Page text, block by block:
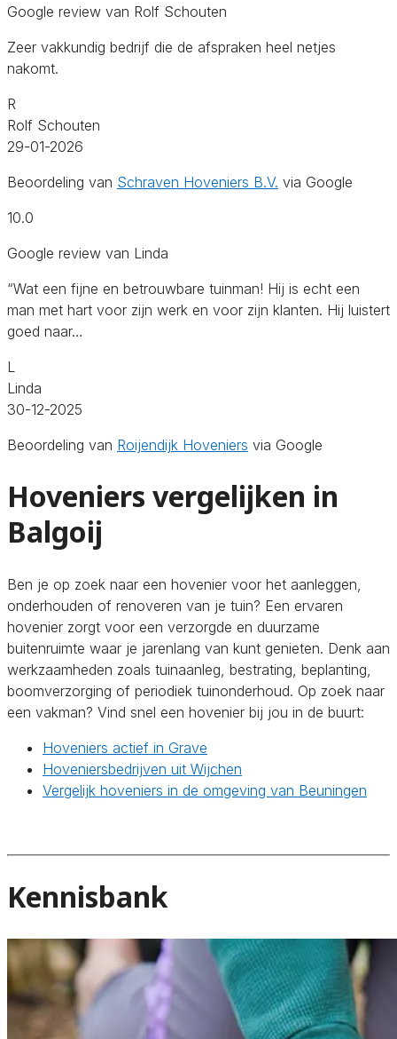
Google review van Rolf Schouten
Zeer vakkundig bedrijf die de afspraken heel netjes
nakomt.
R
Rolf Schouten
29-01-2026
Beoordeling van Schraven Hoveniers B.V. via Google
10.0
Google review van Linda
“Wat een fijne en betrouwbare tuinman! Hij is echt een
man met hart voor zijn werk en voor zijn klanten. Hij luistert
goed naar…
L
Linda
30-12-2025
Beoordeling van Roijendijk Hoveniers via Google
Hoveniers vergelijken in
Balgoij
Ben je op zoek naar een hovenier voor het aanleggen,
onderhouden of renoveren van je tuin? Een ervaren
hovenier zorgt voor een verzorgde en duurzame
buitenruimte waar je jarenlang van kunt genieten. Denk aan
werkzaamheden zoals tuinaanleg, bestrating, beplanting,
boomverzorging of periodiek tuinonderhoud. Op zoek naar
een vakman? Vind snel een hovenier bij jou in de buurt:
Hoveniers actief in Grave
Hoveniersbedrijven uit Wijchen
Vergelijk hoveniers in de omgeving van Beuningen
Kennisbank